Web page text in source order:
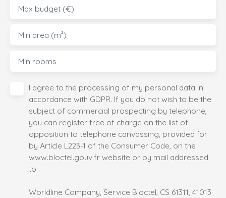
Max budget (€)
Min area (m²)
Min rooms
I agree to the processing of my personal data in
accordance with GDPR. If you do not wish to be the
subject of commercial prospecting by telephone,
you can register free of charge on the list of
opposition to telephone canvassing, provided for
by Article L223-1 of the Consumer Code, on the
www.bloctel.gouv.fr website or by mail addressed
to:
Worldline Company, Service Bloctel, CS 61311, 41013